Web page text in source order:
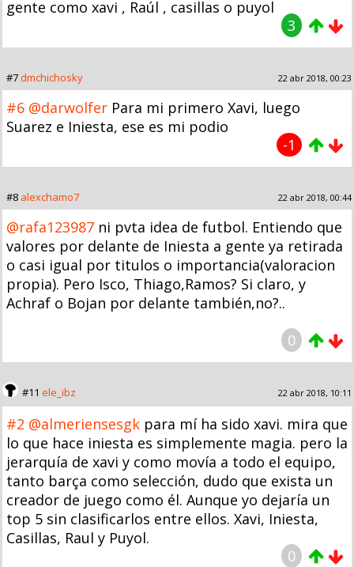
gente como xavi , Raúl , casillas o puyol
3
#7dmchichosky 22 abr 2018, 00:23
#6 @darwolfer Para mi primero Xavi, luego
Suarez e Iniesta, ese es mi podio
-1
#8 alexchamo7 22 abr 2018, 00:44
@rafa123987 ni pvta idea de futbol. Entiendo que
valores por delante de Iniesta a gente ya retirada
o casi igual por titulos o importancia(valoracion
propia). Pero Isco, Thiago,Ramos? Si claro, y
Achraf o Bojan por delante también,no?..
0
#11 ele_ibz 22 abr 2018, 10:11
#2 @almeriensesgk para mí ha sido xavi. mira que
lo que hace iniesta es simplemente magia. pero la
jerarquía de xavi y como movía a todo el equipo,
tanto barça como selección, dudo que exista un
creador de juego como él. Aunque yo dejaría un
top 5 sin clasificarlos entre ellos. Xavi, Iniesta,
Casillas, Raul y Puyol.
0